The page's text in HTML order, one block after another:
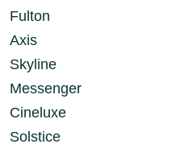
Fulton
Axis
Skyline
Messenger
Cineluxe
Solstice